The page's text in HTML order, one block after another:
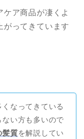
ア商品が凄くよ
がってきています
なってきている
い方も多いので
髪質を解説してい